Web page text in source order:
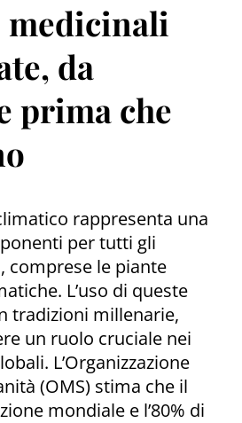
medicinali
da
prima che
rappresenta una
per tutti gli
comprese le piante
L’uso di queste
tradizioni millenarie,
un ruolo cruciale nei
L’Organizzazione
(OMS) stima che il
mondiale e l’80% di